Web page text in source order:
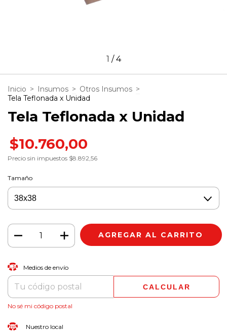
1 /4
Inicio > Insumos > Otros Insumos >
Tela Teflonada x Unidad
Tela Teflonada x Unidad
$10.760,00
Precio sin impuestos $8.892,56
Tamaño
Entregas para el CP:
Medios de envío
CALCULAR
No sé mi código postal
Nuestro local